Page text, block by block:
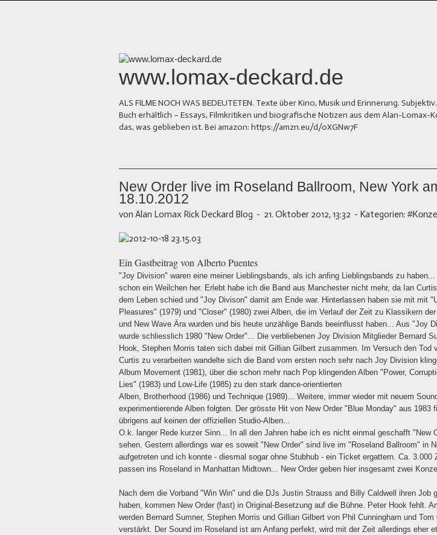
www.lomax-deckard.de
ALS FILME NOCH WAS BEDEUTETEN. Texte über Kino, Musik und Erinnerung.
Buch erhältlich – Essays, Filmkritiken und biografische Notizen aus dem Alan-Lomax-
das, was geblieben ist. Bei amazon: https://amzn.eu/d/0XGNw7F
New Order live im Roseland Ballroom, New York
18.10.2012
von Alan Lomax Rick Deckard Blog - 21. Oktober 2012, 13:32 - Kategorien:
Ein Gastbeitrag von Alberto Puentes
"Joy Division" waren eine meiner Lieblingsbands, als ich anfing Lieblingsbands zu
schon ein Weilchen her. Erlebt habe ich die Band aus Manchester nicht mehr, da Ian
dem Leben schied und "Joy Divison" damit am Ende war. Hinterlassen haben sie mit mit
Pleasures" (1979) und "Closer" (1980) zwei Alben, die im Verlauf der Zeit zu Klassikern
und New Wave Ära wurden und bis heute unzählige Bands beeinflusst haben... Aus "Joy
wurde schliesslich 1980 "New Order"... Die verbliebenen Joy Division Mitglieder Bernard
Hook, Stephen Morris taten sich dabei mit Gillian Gilbert zusammen. Im Versuch den Tod
Curtis zu verarbeiten wandelte sich die Band vom ersten noch sehr nach Joy Division
Album Movement (1981), über die schon mehr nach Pop klingenden Alben "Power,
Lies" (1983) und Low-Life (1985) zu den stark dance-orientierten
Alben, Brotherhood (1986) und Technique (1989)... Weitere, immer wieder mit neuem
experimentierende Alben folgten. Der grösste Hit von New Order "Blue Monday" aus 1983
übrigens auf keinen der offiziellen Studio-Alben...
O.k. langer Rede kurzer Sinn... In all den Jahren habe ich es nicht einmal geschafft "New
sehen. Gestern allerdings war es soweit "New Order" sind live im "Roseland Ballroom" in
aufgetreten und ich konnte - diesmal sogar ohne Stubhub - ein Ticket ergattern. Ca. 3.000
passen ins Roseland in Manhattan Midtown... New Order geben hier insgesamt zwei
Nach dem die Vorband "Win Win" und die DJs Justin Strauss and Billy Caldwell ihren Job
haben, kommen New Order (fast) in Original-Besetzung auf die Bühne. Peter Hook fehlt.
werden Bernard Sumner, Stephen Morris und Gillian Gilbert von Phil Cunningham und Tom
verstärkt. Der Sound im Roseland ist am Anfang perfekt, wird mit der Zeit allerdings eher